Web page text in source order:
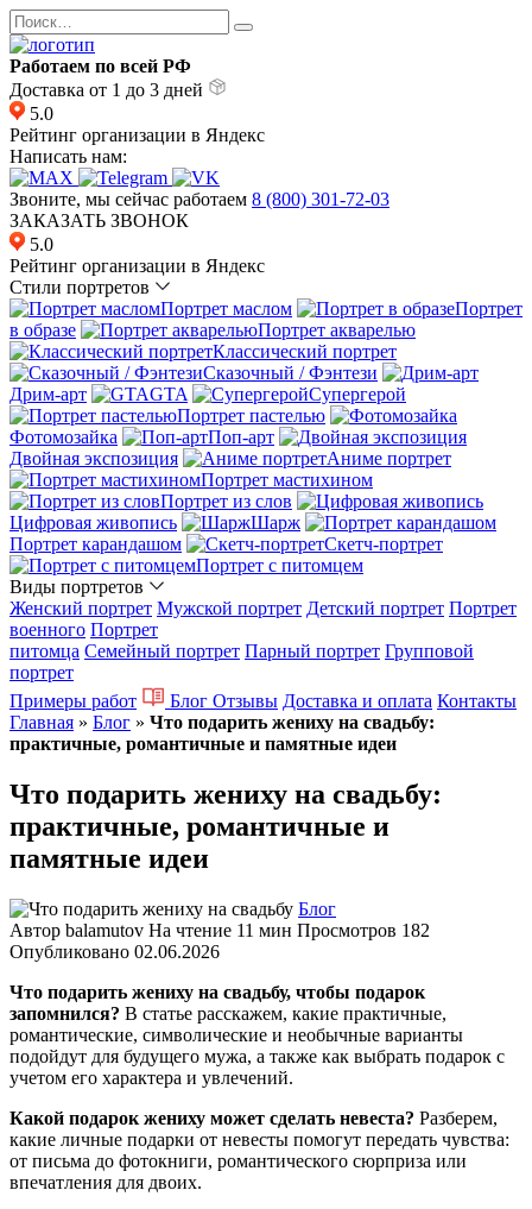
Перейти
к
содержанию
Search
for:
Работаем по всей РФ
Доставка от 1 до 3 дней
5.0
Рейтинг организации в Яндекс
Написать нам:
Звоните, мы сейчас работаем 8 (800) 301-72-03
ЗАКАЗАТЬ ЗВОНОК
5.0
Рейтинг организации в Яндекс
Стили портретов
Портрет маслом
Портрет
в образе
Портрет акварелью
Классический портрет
Сказочный / Фэнтези
Дрим-арт
GTA
Супергерой
Портрет пастелью
Фотомозайка
Поп-арт
Двойная экспозиция
Аниме портрет
Портрет мастихином
Портрет из слов
Цифровая живопись
Шарж
Портрет карандашом
Скетч-портрет
Портрет с питомцем
Виды портретов
Женский портрет Мужской портрет Детский портрет Портрет
военного Портрет
питомца Семейный портрет Парный портрет Групповой
портрет
Примеры работ
Блог Отзывы Доставка и оплата Контакты
Главная » Блог » Что подарить жениху на свадьбу:
практичные, романтичные и памятные идеи
Что подарить жениху на свадьбу:
практичные, романтичные и
памятные идеи
Блог
Автор balamutov На чтение 11 мин Просмотров 182
Опубликовано 02.06.2026
Что подарить жениху на свадьбу, чтобы подарок
запомнился? В статье расскажем, какие практичные,
романтические, символические и необычные варианты
подойдут для будущего мужа, а также как выбрать подарок с
учетом его характера и увлечений.
Какой подарок жениху может сделать невеста? Разберем,
какие личные подарки от невесты помогут передать чувства:
от письма до фотокниги, романтического сюрприза или
впечатления для двоих.